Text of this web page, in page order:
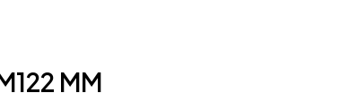
MM